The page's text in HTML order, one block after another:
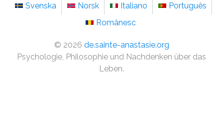
Svenska
Norsk Italiano
Português
Românesc
© 2026 de.sainte-anastasie.org
Psychologie, Philosophie und Nachdenken über das
Leben.